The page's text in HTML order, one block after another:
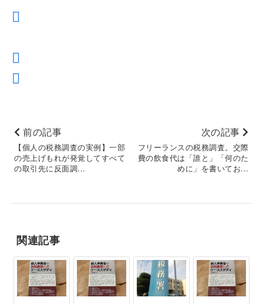
前の記事
【個人の税務調査の実例】一部
の売上げもれが発覚してすべて
の取引先に反面調...
次の記事
フリーランスの税務調査。交際
費の飲食代は「誰と」「何のた
めに」を書いてお...
関連記事